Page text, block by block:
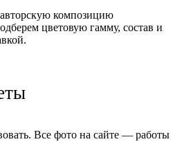
композицию
цветовую гамму, состав и
Все фото на сайте — работы